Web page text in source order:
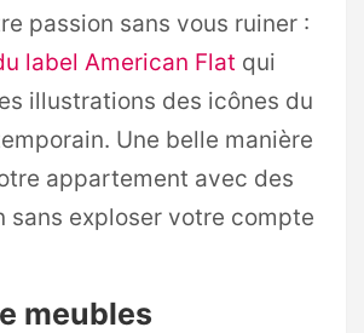
passion sans vous ruiner :
label American Flat qui
illustrations des icônes du
Une belle manière
appartement avec des
sans exploser votre compte
meubles